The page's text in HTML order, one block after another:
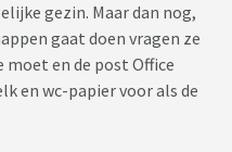
gezin. Maar dan nog,
gaat doen vragen ze
en de post Office
en wc-papier voor als de